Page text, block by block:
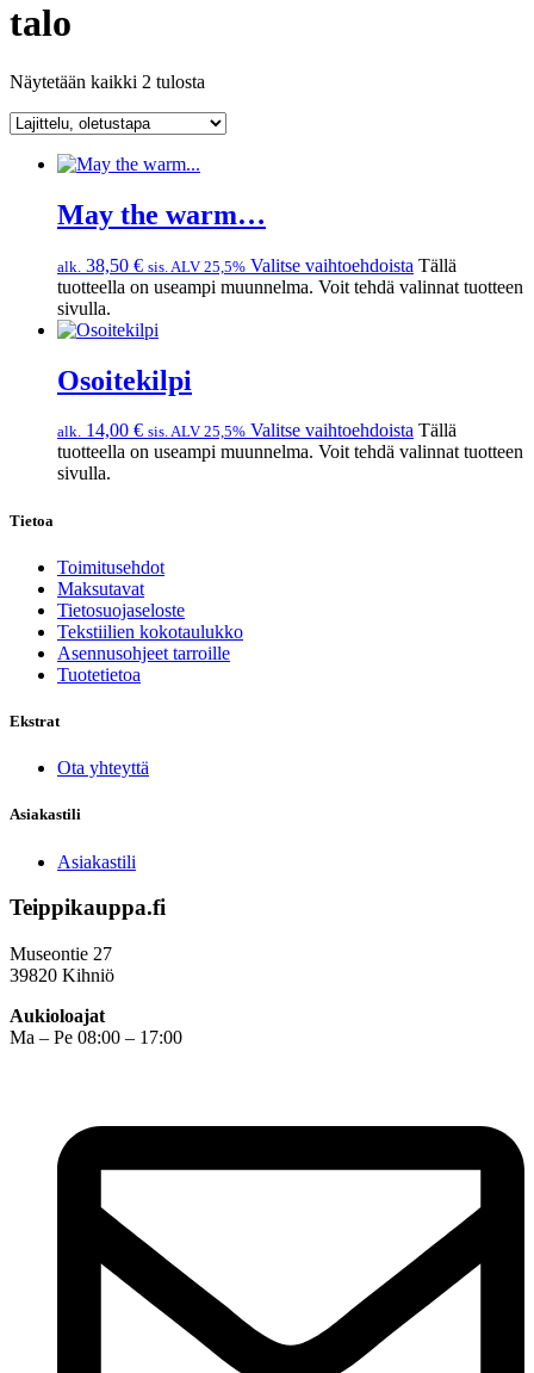
talo
Näytetään kaikki 2 tulosta
May the warm…
alk. 38,50 € sis. ALV 25,5% Valitse vaihtoehdoista Tällä
tuotteella on useampi muunnelma. Voit tehdä valinnat tuotteen
sivulla.
Osoitekilpi
alk. 14,00 € sis. ALV 25,5% Valitse vaihtoehdoista Tällä
tuotteella on useampi muunnelma. Voit tehdä valinnat tuotteen
sivulla.
Tietoa
Toimitusehdot
Maksutavat
Tietosuojaseloste
Tekstiilien kokotaulukko
Asennusohjeet tarroille
Tuotetietoa
Ekstrat
Ota yhteyttä
Asiakastili
Asiakastili
Teippikauppa.fi
Museontie 27
39820 Kihniö
Aukioloajat
Ma – Pe 08:00 – 17:00